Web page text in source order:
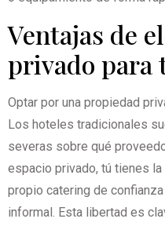
Ventajas de
privado para
Optar por una propiedad
Los hoteles tradicionales
severas sobre qué
espacio privado, tú tienes
propio catering de
informal. Esta libertad es